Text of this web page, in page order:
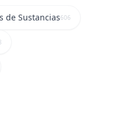
de Sustancias606